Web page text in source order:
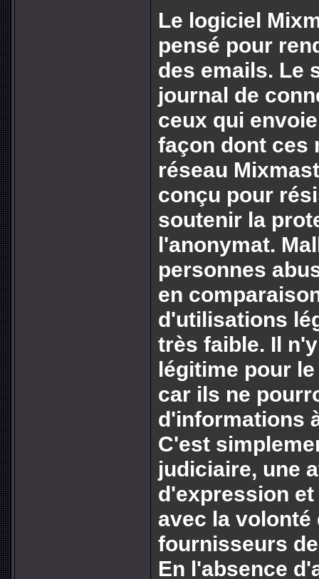
Le logiciel
pensé pour
des emails. Le
journal de
ceux qui
façon dont ces
réseau
conçu pour
soutenir la
l'anonymat.
personnes
en
d'utilisations
très faible. Il
légitime pour
car ils ne
d'informations
C'est
judiciaire, une
d'expression
avec la
fournisseurs
En l'absence